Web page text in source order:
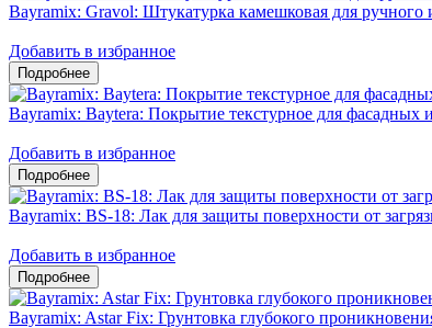
Bayramix: Gravol: Штукатурка камешковая для
Добавить в избранное
Bayramix: Baytera: Покрытие текстурное для фасадных
Добавить в избранное
Bayramix: ВS-18: Лак для защиты поверхности от
Добавить в избранное
Bayramix: Astar Fix: Грунтовка глубокого